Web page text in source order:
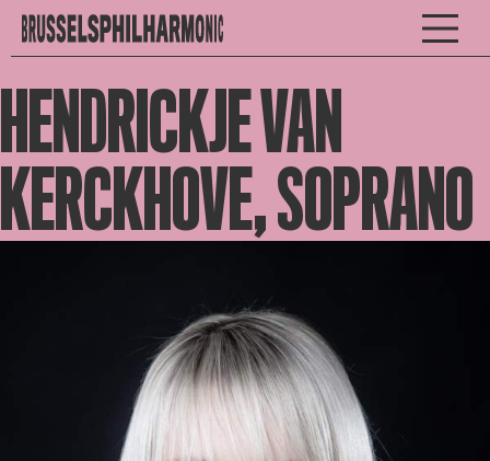
HENDRICKJE VAN
KERCKHOVE, SOPRANO